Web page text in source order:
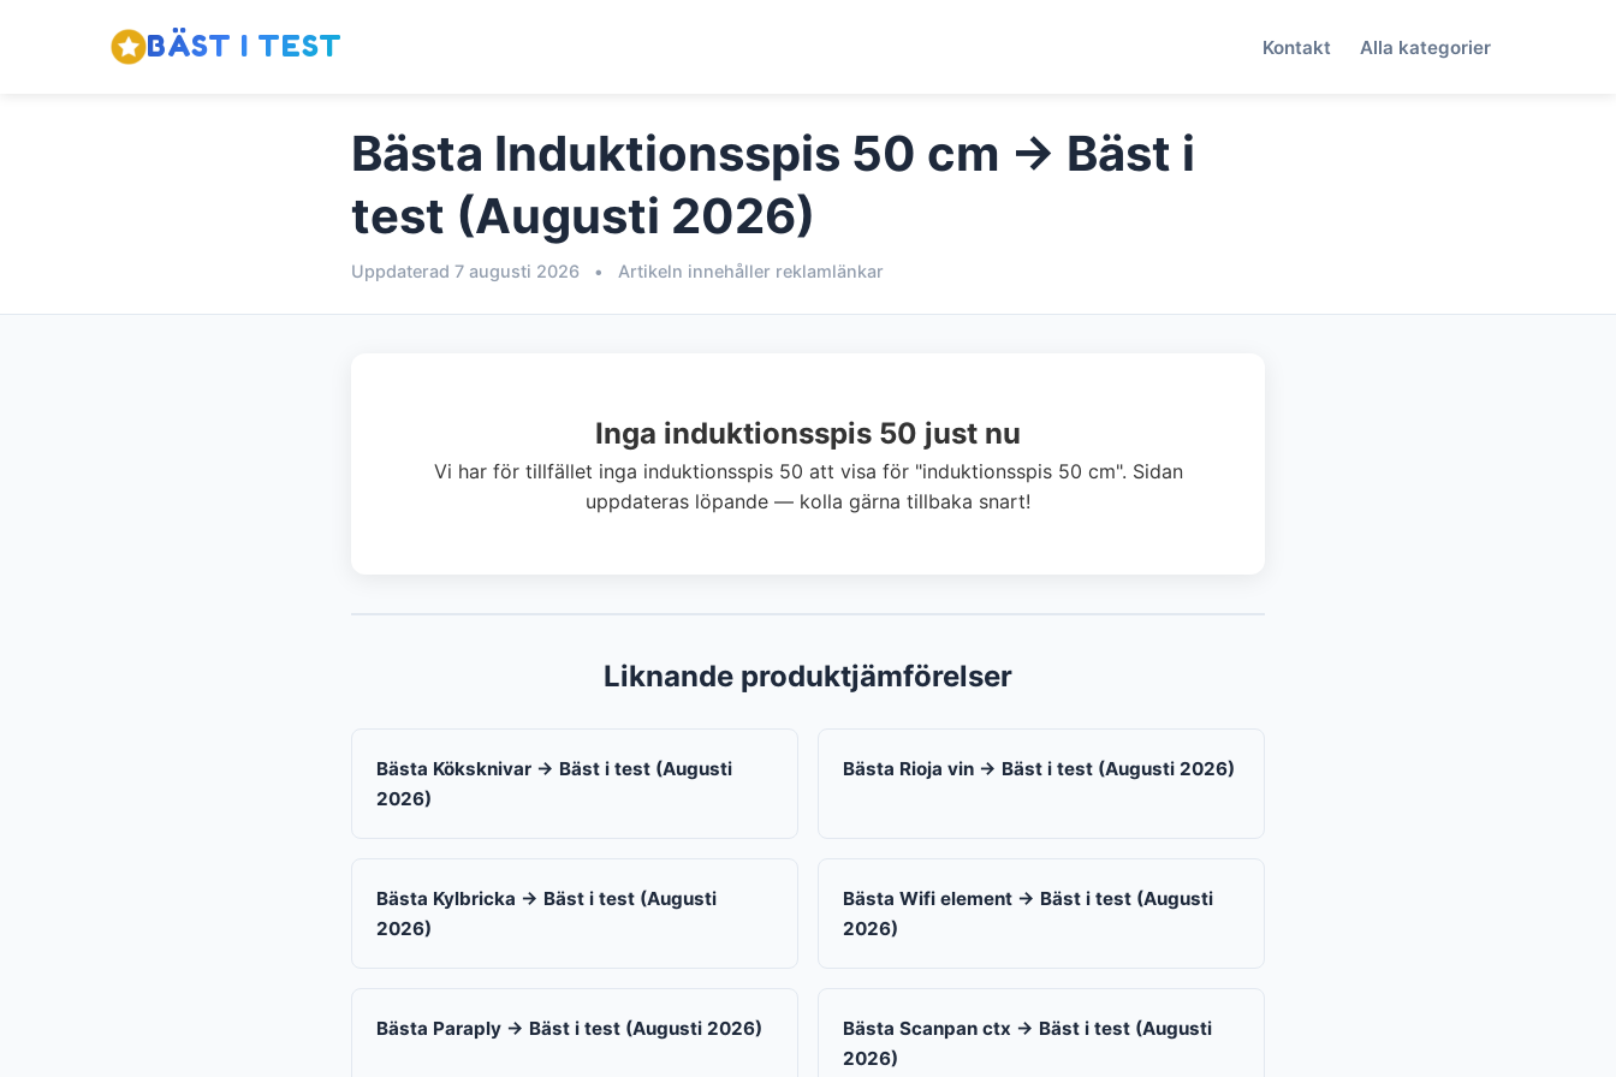
BÄST I TEST Kontakt Alla kategorier
Bästa Induktionsspis 50 cm → Bäst i
test (Augusti 2026)
Uppdaterad 7 augusti 2026 • Artikeln innehåller reklamlänkar
Inga induktionsspis 50 just nu
Vi har för tillfället inga induktionsspis 50 att visa för "induktionsspis 50 cm". Sidan
uppdateras löpande — kolla gärna tillbaka snart!
Liknande produktjämförelser
Bästa Köksknivar → Bäst i test (Augusti
2026)
Bästa Rioja vin → Bäst i test (Augusti 2026)
Bästa Kylbricka → Bäst i test (Augusti
2026)
Bästa Wifi element → Bäst i test (Augusti
2026)
Bästa Paraply → Bäst i test (Augusti 2026)
Bästa Scanpan ctx → Bäst i test (Augusti
2026)